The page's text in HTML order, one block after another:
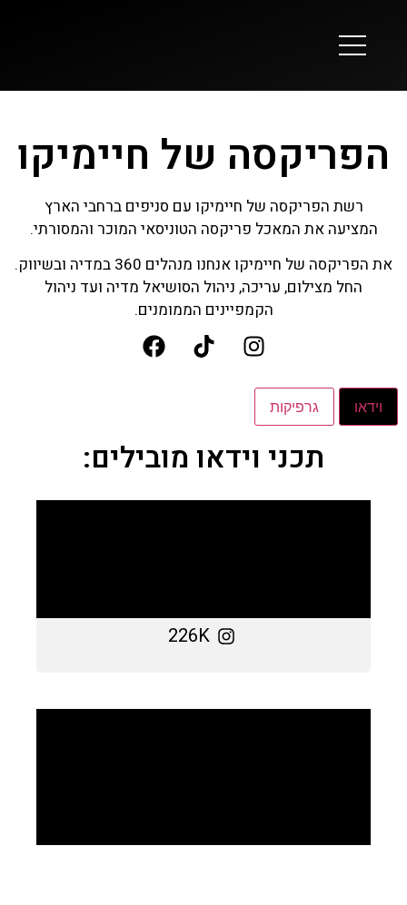
הפריקסה של חיימיקו
רשת הפריקסה של חיימיקו עם סניפים ברחבי הארץ
המציעה את המאכל פריקסה הטוניסאי המוכר והמסורתי.
את הפריקסה של חיימיקו אנחנו מנהלים 360 במדיה ובשיווק.
החל מצילום, עריכה, ניהול הסושיאל מדיה ועד ניהול
הקמפיינים הממומנים.
וידאו גרפיקות
תכני וידאו מובילים:
226K